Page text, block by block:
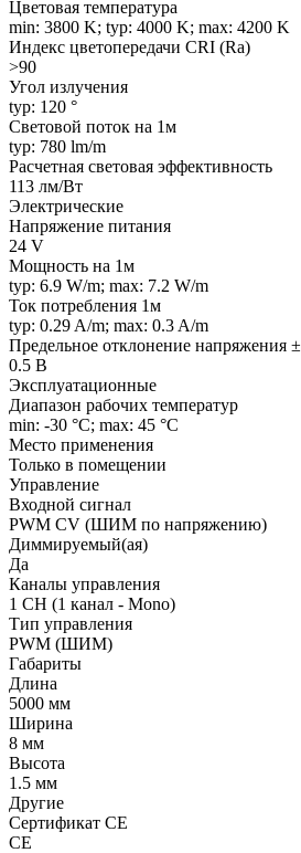
Цветовая температура
min: 3800 K; typ: 4000 K; max: 4200 K
Индекс цветопередачи CRI (Ra)
>90
Угол излучения
typ: 120 °
Световой поток на 1м
typ: 780 lm/m
Расчетная световая эффективность
113 лм/Вт
Электрические
Напряжение питания
24 V
Мощность на 1м
typ: 6.9 W/m; max: 7.2 W/m
Ток потребления 1м
typ: 0.29 A/m; max: 0.3 A/m
Предельное отклонение напряжения ±
0.5 В
Эксплуатационные
Диапазон рабочих температур
min: -30 °C; max: 45 °C
Место применения
Только в помещении
Управление
Входной сигнал
PWM СV (ШИМ по напряжению)
Диммируемый(ая)
Да
Каналы управления
1 CH (1 канал - Mono)
Тип управления
PWM (ШИМ)
Габариты
Длина
5000 мм
Ширина
8 мм
Высота
1.5 мм
Другие
Сертификат CE
CE